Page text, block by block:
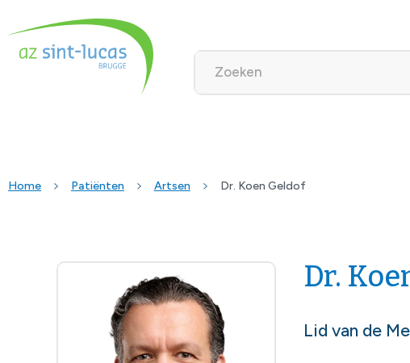
Home Patiënten Artsen Dr. Koen Geldof
Dr.
Lid van de